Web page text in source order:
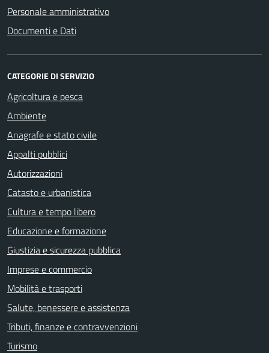
Personale amministrativo
Documenti e Dati
CATEGORIE DI SERVIZIO
Agricoltura e pesca
Ambiente
Anagrafe e stato civile
Appalti pubblici
Autorizzazioni
Catasto e urbanistica
Cultura e tempo libero
Educazione e formazione
Giustizia e sicurezza pubblica
Imprese e commercio
Mobilità e trasporti
Salute, benessere e assistenza
Tributi, finanze e contravvenzioni
Turismo